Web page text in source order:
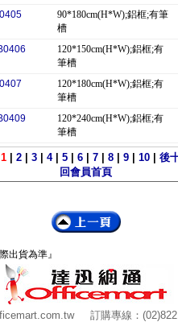
90*180cm(H*W);鋁框;有筆
槽
120*150cm(H*W);鋁框;有
筆槽
120*180cm(H*W);鋁框;有
筆槽
120*240cm(H*W);鋁框;有
筆槽
1 2 3 4| 5 6 7 8 9 10
後
回會員首頁
出貨為準』
訂購專線：